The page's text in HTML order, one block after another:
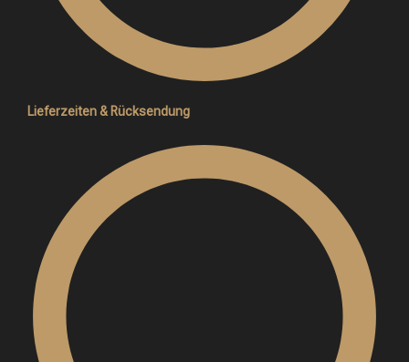
Lieferzeiten & Rücksendung